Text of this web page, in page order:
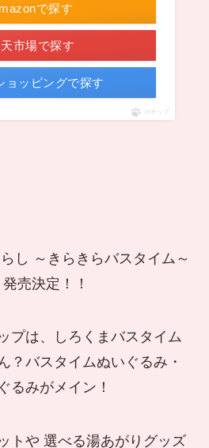
で探す
市場で探す
ョッピングで探す
ポチップ
し ～きらきらバスタイム～
売決定！！
プは、しろくまバスタイム
？バスタイムぬいぐるみ・
るみがメイン！
トや 選べる湯あがりグッズ